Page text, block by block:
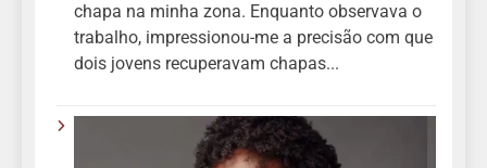
chapa na minha zona. Enquanto observava o
trabalho, impressionou-me a precisão com que
dois jovens recuperavam chapas...